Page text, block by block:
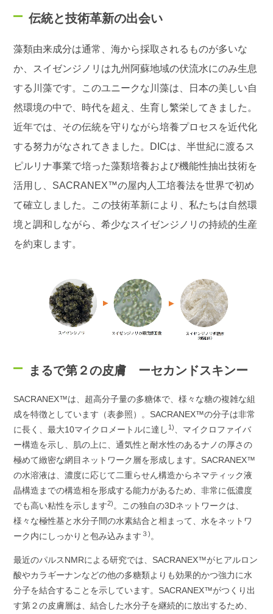
伝統と技術革新の出会い
藻類由来成分は通常、海から採取されるものが多いな
か、スイゼンジノリは九州阿蘇地域の伏流水にのみ生息
する川藻です。このユニークな川藻は、日本の美しい自
然環境の中で、時代を超え、生育し繁栄してきました。
近年では、その伝統を守りながら培養プロセスを近代化
する努力がなされてきました。DICは、半世紀に渡るス
ピルリナ事業で培った藻類培養および機能性抽出技術を
活用し、SACRANEX™の屋内人工培養法を世界で初め
て確立しました。この技術革新により、私たちは自然環
境と調和しながら、希少なスイゼンジノリの持続的生産
を約束します。
まるで第２の皮膚 ーセカンドスキンー
SACRANEX™は、超高分子量の多糖体で、様々な糖の複雑な組
成を特徴としています（表参照）。SACRANEX™の分子は非常
に長く、最大10マイクロメートルに達し1)
、マイクロファイバ
ー構造を示し、肌の上に、通気性と耐水性のあるナノの厚さの
極めて緻密な網目ネットワーク層を形成します。SACRANEX™
の水溶液は、濃度に応じて二重らせん構造からネマティック液
晶構造までの構造相を形成する能力があるため、非常に低濃度
でも高い粘性を示します2) 。この独自の3Dネットワークは、
様々な極性基と水分子間の水素結合と相まって、水をネットワ
ーク内にしっかりと包み込みます ３) 。
最近のパルスNMRによる研究では、SACRANEX™がヒアルロン
酸やカラギーナンなどの他の多糖類よりも効果的かつ強力に水
分子を結合することを示しています。SACRANEX™がつくり出
す第２の皮膚層は、結合した水分子を継続的に放出するため、